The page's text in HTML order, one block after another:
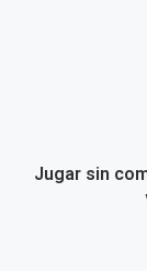
Jugar sin